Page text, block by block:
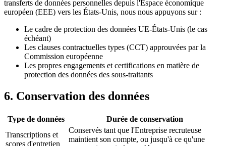
transferts de données personnelles depuis l'Espace économique
européen (EEE) vers les États-Unis, nous nous appuyons sur :
Le cadre de protection des données UE-États-Unis (le cas
échéant)
Les clauses contractuelles types (CCT) approuvées par la
Commission européenne
Les propres engagements et certifications en matière de
protection des données des sous-traitants
6. Conservation des données
Type de données
Durée de conservation
Transcriptions et
scores d'entretien
Conservés tant que l'Entreprise recruteuse
maintient son compte, ou jusqu'à ce qu'une